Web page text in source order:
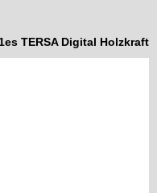
TERSA Digital Holzkraft